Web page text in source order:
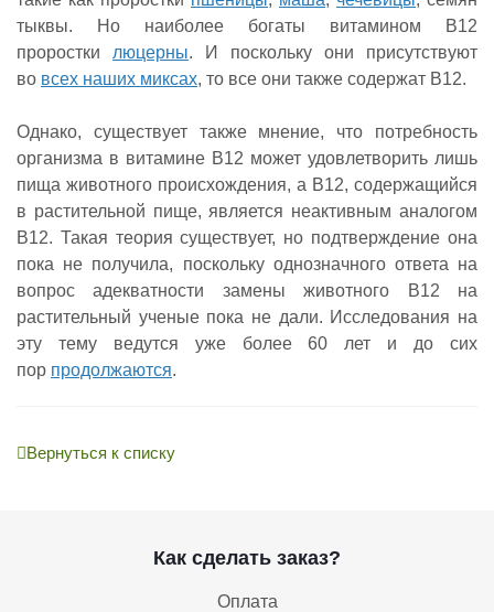
тыквы. Но наиболее богаты витамином B12
проростки люцерны. И поскольку они присутствуют
во всех наших миксах, то все они также содержат B12.
Однако, существует также мнение, что потребность
организма в витамине B12 может удовлетворить лишь
пища животного происхождения, а B12, содержащийся
в растительной пище, является неактивным аналогом
B12. Такая теория существует, но подтверждение она
пока не получила, поскольку однозначного ответа на
вопрос адекватности замены животного B12 на
растительный ученые пока не дали. Исследования на
эту тему ведутся уже более 60 лет и до сих
пор продолжаются.
Вернуться к списку
Как сделать заказ?
Оплата